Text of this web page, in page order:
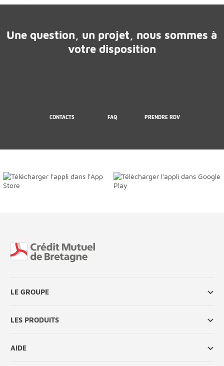
Une question, un projet, nous sommes à
votre disposition
CONTACTS FAQ PRENDRE RDV
LE GROUPE
LES PRODUITS
AIDE
Fin de page